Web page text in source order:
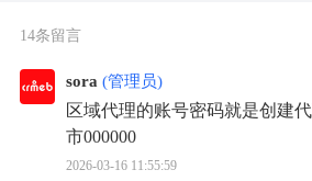
14条留言
sora (管理员)
区域代理的账号密码就是创建
市000000
2026-03-16 11:55:59